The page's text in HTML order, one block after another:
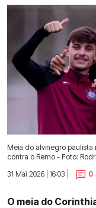
Meia do alvinegro
contra o Remo - Foto:
31 Mai 2026 | 16:03 |
0
O meia do